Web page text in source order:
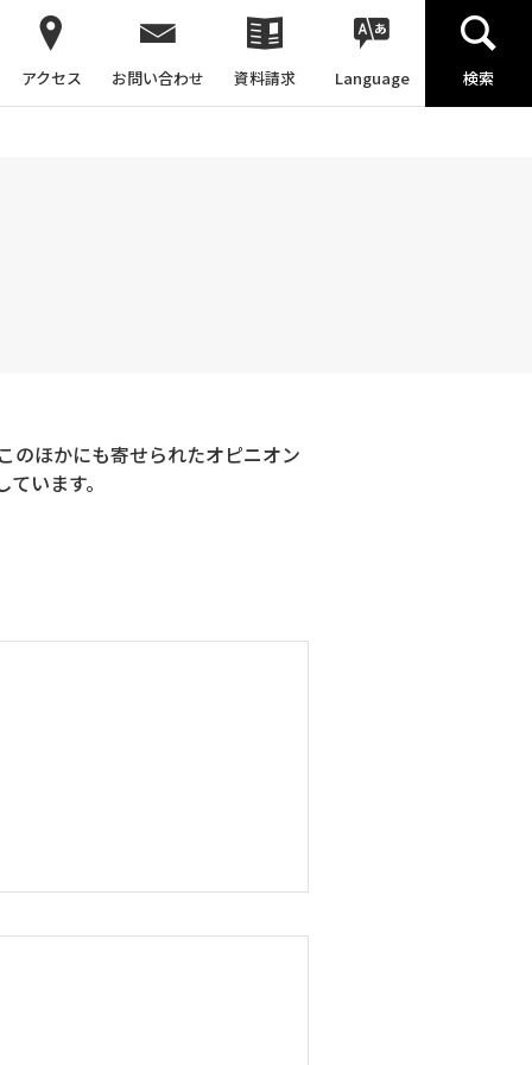
アクセス お問い合わせ 資料請求 Language 検索
のほかにも寄せられたオピニオン
います。